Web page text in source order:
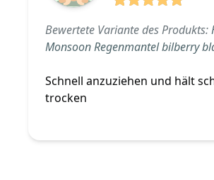
Bewertete Variante des Produkts:
Monsoon Regenmantel bilberry
Schnell anzuziehen und hält
trocken